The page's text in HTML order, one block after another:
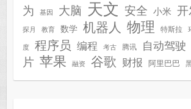
为
基因 大脑 天文 安全 小米 开
探月 教育 数学 机器人 物理 特斯拉
度 程序员 编程 考古 腾讯 自动驾驶
片 苹果 融资 谷歌 财报 阿里巴巴